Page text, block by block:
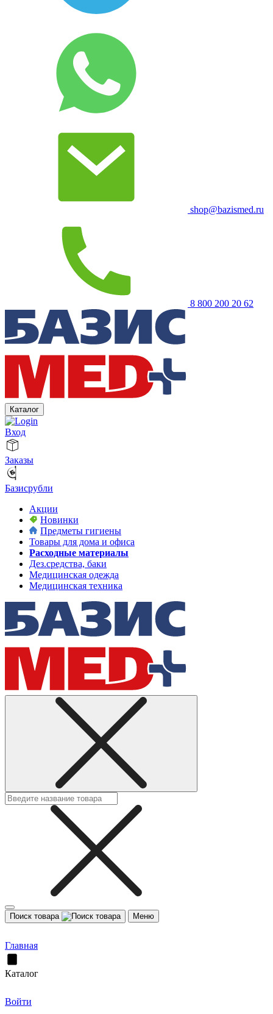
shop@bazismed.ru
8 800 200 20 62
Каталог
Вход
Заказы
Базисрубли
Акции
Новинки
Предметы гигиены
Товары для дома и офиса
Расходные материалы
Дез.средства, баки
Медицинская одежда
Медицинская техника
Поиск товара Меню
Главная
Каталог
Войти